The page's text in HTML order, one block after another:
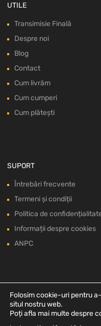
UTILE
Transimisie Finală
Despre noi
Blog
Contact
Cum livrăm
Cum cumperi
Cum plătești
SUPORT
Întrebări frecvente
Termeni și condiții
Politica de
Informații despre cookies
ANPC
Folosim cookie-uri pentru
situl nostru web.
Poți afla mai multe despre